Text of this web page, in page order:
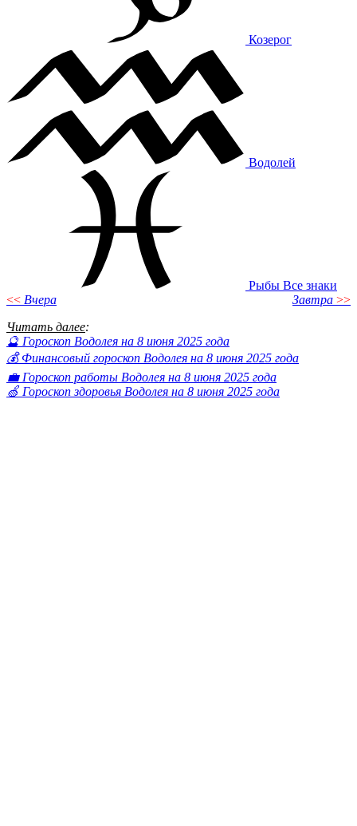
Козерог
Водолей
Рыбы Все знаки
<< Вчера Завтра >>
Читать далее:
🔮 Гороскоп Водолея на 8 июня 2025 года
💰 Финансовый гороскоп Водолея на 8 июня 2025 года
💼 Гороскоп работы Водолея на 8 июня 2025 года
🍏 Гороскоп здоровья Водолея на 8 июня 2025 года